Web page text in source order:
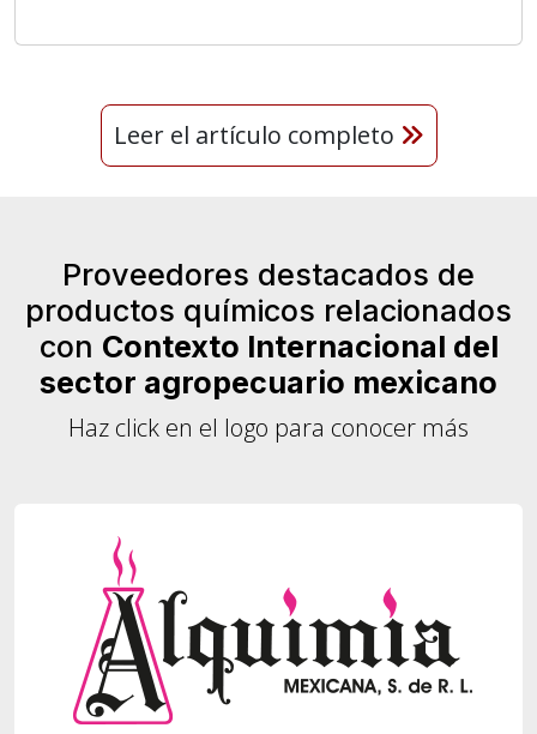
Leer el artículo completo
Proveedores destacados de
productos químicos relacionados
con Contexto Internacional del
sector agropecuario mexicano
Haz click en el logo para conocer más